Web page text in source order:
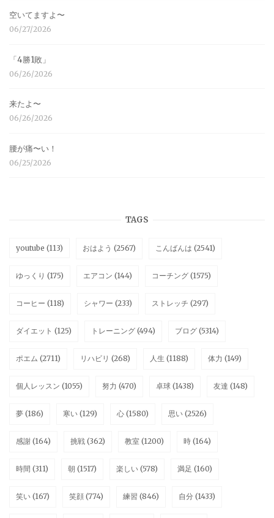
空いてますよ〜
06/27/2026
「4勝1敗」
06/26/2026
来たよ〜
06/26/2026
腰が痛〜い！
06/25/2026
TAGS
youtube (113) おはよう (2567) こんばんは (2541)
ゆっくり (175) エアコン (144) コーチング (1575)
コーヒー (118) シャワー (233) ストレッチ (297)
ダイエット (125) トレーニング (494) ブログ (5314)
ポエム (2711) リハビリ (268) 人生 (1188) 体力 (149)
個人レッスン (1055) 努力 (470) 卓球 (1438) 友達 (148)
夢 (186) 寒い (129) 心 (1580) 思い (2526)
感謝 (164) 挑戦 (362) 教室 (1200) 時 (164)
時間 (311) 朝 (1517) 楽しい (578) 満足 (160)
笑い (167) 笑顔 (774) 練習 (846) 自分 (1433)